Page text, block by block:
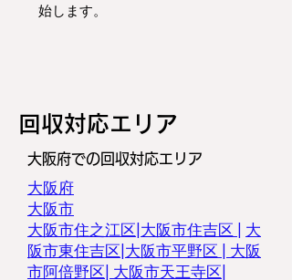
始します。
​回収対応エリア
大阪府での回収対応エリア
大阪府
大阪市
大阪市住之江区| 大阪市住吉区 |
大
阪市東住吉区 大阪市平野区
大阪
市阿倍野区 大阪市天王寺区